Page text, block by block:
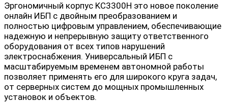
Эргономичный корпус KC3300H это новое поколение
онлайн ИБП с двойным преобразованием и
полностью цифровым управлением, обеспечивающие
надежную и непрерывную защиту ответственного
оборудования от всех типов нарушений
электроснабжения. Универсальный ИБП с
масштабируемым временем автономной работы
позволяет применять его для широкого круга задач,
от серверных систем до мощных промышленных
установок и объектов.